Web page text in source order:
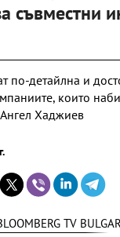
съвместни
по-детайлна и
които
Хаджиев
TV